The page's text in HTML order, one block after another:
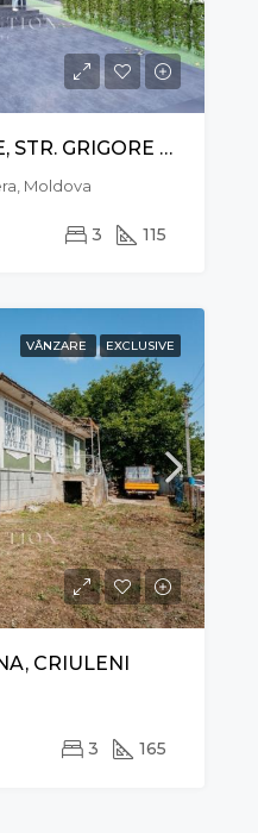
DUPLEX ÎN 2 NIVELE, STR. GRIGORE URECHE, SÎNGERA
Moldova
3 115
VÂNZARE EXCLUSIVE
CRIULENI
3 165